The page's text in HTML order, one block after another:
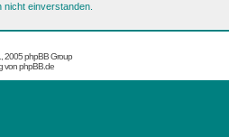
nicht einverstanden.
2005 phpBB Group
vonphpBB.de